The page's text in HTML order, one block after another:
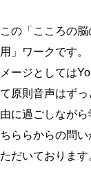
の「こころの脳
」ワークです。
ージとしては
原則音声はず
に過ごしながら
ららからの問
だいておりま